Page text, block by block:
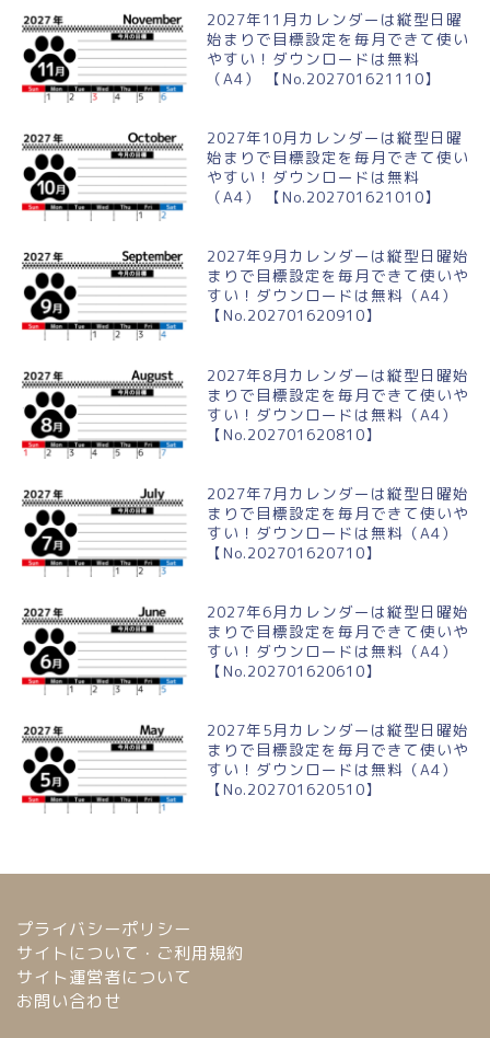
2027年11月カレンダーは縦型日曜
始まりで目標設定を毎月できて使い
やすい！ダウンロードは無料
（A4） 【No.202701621110】
2027年10月カレンダーは縦型日曜
始まりで目標設定を毎月できて使い
やすい！ダウンロードは無料
（A4） 【No.202701621010】
2027年9月カレンダーは縦型日曜始
まりで目標設定を毎月できて使いや
すい！ダウンロードは無料（A4）
【No.202701620910】
2027年8月カレンダーは縦型日曜始
まりで目標設定を毎月できて使いや
すい！ダウンロードは無料（A4）
【No.202701620810】
2027年7月カレンダーは縦型日曜始
まりで目標設定を毎月できて使いや
すい！ダウンロードは無料（A4）
【No.202701620710】
2027年6月カレンダーは縦型日曜始
まりで目標設定を毎月できて使いや
すい！ダウンロードは無料（A4）
【No.202701620610】
2027年5月カレンダーは縦型日曜始
まりで目標設定を毎月できて使いや
すい！ダウンロードは無料（A4）
【No.202701620510】
プライバシーポリシー
サイトについて・ご利用規約
サイト運営者について
お問い合わせ